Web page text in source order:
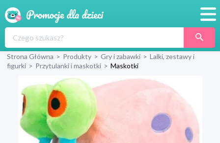
Produkty
Sklepy
Wyprawka
Strona Główna > Produkty > Gry i zabawki > Lalki, zestawy i
figurki > Przytulanki i maskotki > Maskotki